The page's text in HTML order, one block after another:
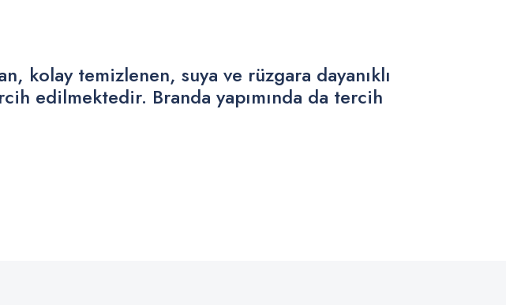
kolay temizlenen, suya ve rüzgara dayanıklı
edilmektedir. Branda yapımında da tercih